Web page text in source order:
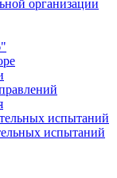
организации
испытаний
испытаний